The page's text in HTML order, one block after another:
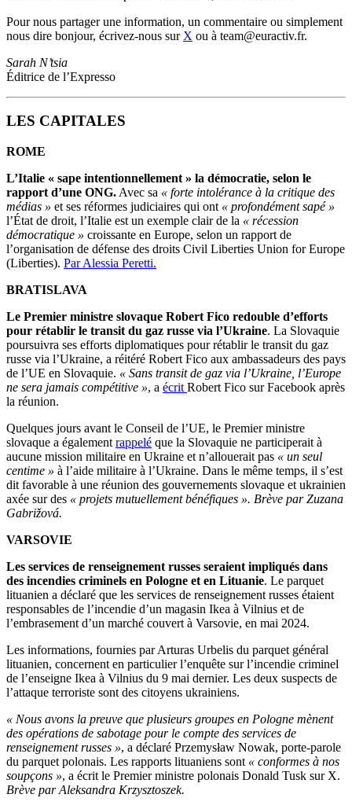
Pour nous partager une information, un commentaire ou simplement
nous dire bonjour, écrivez-nous sur X ou à team@euractiv.fr.
Sarah N’tsia
Éditrice de l’Expresso
LES CAPITALES
ROME
L’Italie « sape intentionnellement » la démocratie, selon le
rapport d’une ONG. Avec sa « forte intolérance à la critique des
médias » et ses réformes judiciaires qui ont « profondément sapé »
l’État de droit, l’Italie est un exemple clair de la « récession
démocratique » croissante en Europe, selon un rapport de
l’organisation de défense des droits Civil Liberties Union for Europe
(Liberties). Par Alessia Peretti.
BRATISLAVA
Le Premier ministre slovaque Robert Fico redouble d’efforts
pour rétablir le transit du gaz russe via l’Ukraine. La Slovaquie
poursuivra ses efforts diplomatiques pour rétablir le transit du gaz
russe via l’Ukraine, a réitéré Robert Fico aux ambassadeurs des pays
de l’UE en Slovaquie. « Sans transit de gaz via l’Ukraine, l’Europe
ne sera jamais compétitive », a écrit Robert Fico sur Facebook après
la réunion.
Quelques jours avant le Conseil de l’UE, le Premier ministre
slovaque a également rappelé que la Slovaquie ne participerait à
aucune mission militaire en Ukraine et n’allouerait pas « un seul
centime » à l’aide militaire à l’Ukraine. Dans le même temps, il s’est
dit favorable à une réunion des gouvernements slovaque et ukrainien
axée sur des « projets mutuellement bénéfiques ». Brève par Zuzana
Gabrižová.
VARSOVIE
Les services de renseignement russes seraient impliqués dans
des incendies criminels en Pologne et en Lituanie. Le parquet
lituanien a déclaré que les services de renseignement russes étaient
responsables de l’incendie d’un magasin Ikea à Vilnius et de
l’embrasement d’un marché couvert à Varsovie, en mai 2024.
Les informations, fournies par Arturas Urbelis du parquet général
lituanien, concernent en particulier l’enquête sur l’incendie criminel
de l’enseigne Ikea à Vilnius du 9 mai dernier. Les deux suspects de
l’attaque terroriste sont des citoyens ukrainiens.
« Nous avons la preuve que plusieurs groupes en Pologne mènent
des opérations de sabotage pour le compte des services de
renseignement russes », a déclaré Przemysław Nowak, porte-parole
du parquet polonais. Les rapports lituaniens sont « conformes à nos
soupçons », a écrit le Premier ministre polonais Donald Tusk sur X.
Brève par Aleksandra Krzysztoszek.